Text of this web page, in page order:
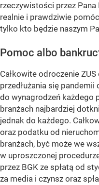
rzeczywistości przez Pana
realnie i prawdziwie
tylko kto będzie naszym
Pomoc albo
Całkowite odroczenie
przedłużania się pandemii
do wynagrodzeń każdego
branżach najbardziej
jednak do każdego.
oraz podatku od
branżach, być może we
w uproszczonej
przez BGK ze spłatą od
za media i czynsz oraz